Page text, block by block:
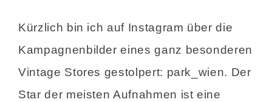
Kürzlich bin ich auf Instagram über die
Kampagnenbilder eines ganz besonderen
Vintage Stores gestolpert: park_wien. Der
Star der meisten Aufnahmen ist eine